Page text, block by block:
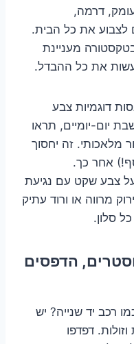
דרמה,
לצבוע את כל הבית.
מעניינת
את כל ההבדל.
דוגמיות צבע
יום-יומיים, תראו
מלאכותי. זה יחסוך
אחר כך.
צבע שקט עם נגיעת
מרווה או ורוד עתיק
סלון.
הדפסים
רכב יד שנייה? יש
דפדפו